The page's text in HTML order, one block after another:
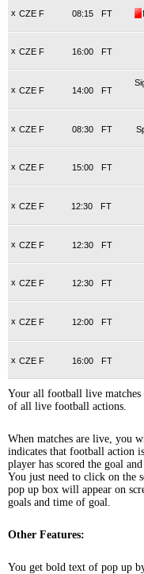
x CZE F FT
08:15
x CZE F FT
16:00
x CZE F FT
14:00
x CZE F FT
08:30
x CZE F FT
15:00
x CZE F FT
12:30
x CZE F FT
12:30
x CZE F FT
12:30
x CZE F FT
12:00
x CZE F FT
16:00
Your all football live matches
of all live football actions.
When matches are live, you
indicates that football action
player has scored the goal
You just need to click on the
pop up box will appear on
goals and time of goal.
Other Features:
You get bold text of pop up